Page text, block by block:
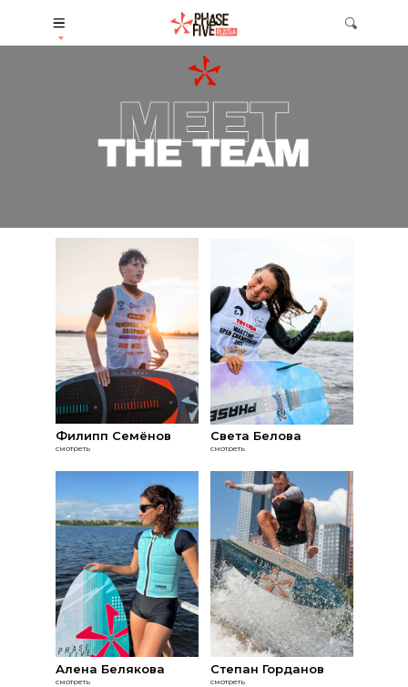
КОНТАКТЫ
Света Белова
смотреть
Алена Белякова
смотреть
Степан Горданов
смотреть
Филипп Семёнов
смотреть